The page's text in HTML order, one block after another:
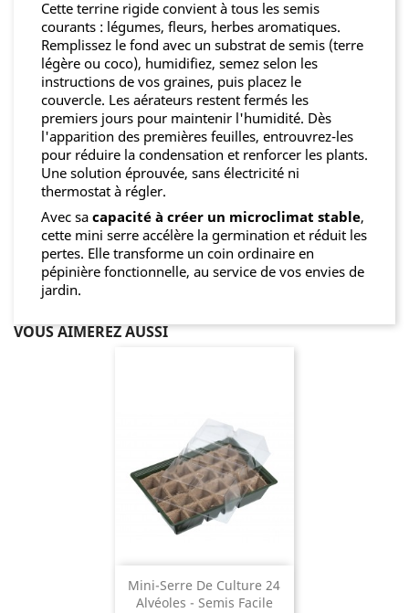
Cette terrine rigide convient à tous les semis
courants : légumes, fleurs, herbes aromatiques.
Remplissez le fond avec un substrat de semis (terre
légère ou coco), humidifiez, semez selon les
instructions de vos graines, puis placez le
couvercle. Les aérateurs restent fermés les
premiers jours pour maintenir l'humidité. Dès
l'apparition des premières feuilles, entrouvrez-les
pour réduire la condensation et renforcer les plants.
Une solution éprouvée, sans électricité ni
thermostat à régler.
Avec sa capacité à créer un microclimat stable,
cette mini serre accélère la germination et réduit les
pertes. Elle transforme un coin ordinaire en
pépinière fonctionnelle, au service de vos envies de
jardin.
VOUS AIMEREZ AUSSI
Mini-Serre De Culture 24
Alvéoles - Semis Facile